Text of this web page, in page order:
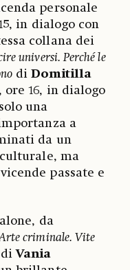
personale
in dialogo con
collana dei
universi. Perché le
di Domitilla
ore 16, in dialogo
una
a
da un
ma
passate e
da
criminale. Vite
di Vania